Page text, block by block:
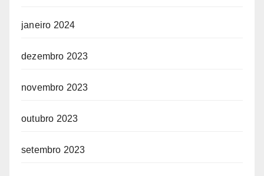
janeiro 2024
dezembro 2023
novembro 2023
outubro 2023
setembro 2023